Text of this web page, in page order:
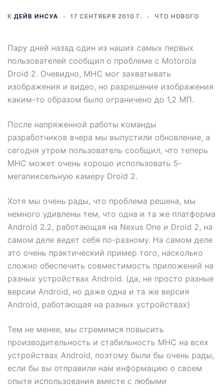
К ДЕЙВ ИНСУА 17 СЕНТЯБРЯ 2010 Г. ЧТО НОВОГО
Пару дней назад один из наших самых первых
пользователей сообщил о проблеме с Motorola
Droid 2. Очевидно, MHC мог захватывать
изображения и видео, но разрешение изображения
каким-то образом было ограничено до 1,2 МП.
После напряженной работы команды
разработчиков вчера мы выпустили обновление, а
сегодня утром пользователь сообщил, что теперь
MHC может очень хорошо использовать 5-
мегапиксельную камеру Droid 2.
Хотя мы очень рады, что проблема решена, мы
немного удивлены тем, что одна и та же платформа
Android 2.2, работающая на Nexus One и Droid 2, на
самом деле ведет себя по-разному. На самом деле
это очень практический пример того, насколько
сложно обеспечить совместимость приложений на
разных устройствах Android. (да, не просто разные
версии Android, но даже одна и та же версия
Android, работающая на разных устройствах)
Тем не менее, мы стремимся повысить
производительность и стабильность MHC на всех
устройствах Android, поэтому были бы очень рады,
если бы вы отправили нам информацию о своем
опыте использования вместе с любыми